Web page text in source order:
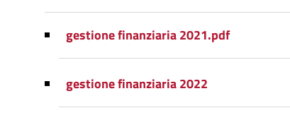
gestione finanziaria 2021.pdf
gestione finanziaria 2022